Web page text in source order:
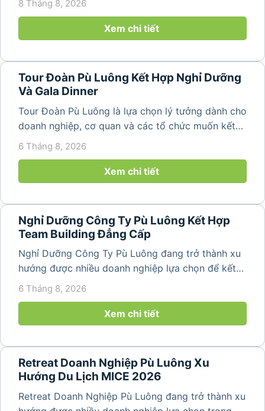
8 Tháng 8, 2026
Xem chi tiết
Tour Đoàn Pù Luông Kết Hợp Nghỉ Dưỡng
Và Gala Dinner
Tour Đoàn Pù Luông là lựa chọn lý tưởng dành cho
doanh nghiệp, cơ quan và các tổ chức muốn kết
hợp nghỉ dưỡng, tham quan và tổ chức các hoạt
động gắn kết tập thể. Với cảnh quan thiên nhiên
nguyên sơ, không khí...
6 Tháng 8, 2026
Xem chi tiết
Nghỉ Dưỡng Công Ty Pù Luông Kết Hợp
Team Building Đẳng Cấp
Nghỉ Dưỡng Công Ty Pù Luông đang trở thành xu
hướng được nhiều doanh nghiệp lựa chọn để kết
hợp giữa nghỉ ngơi, tái tạo năng lượng và xây
lịch đơn thuần, nhiều công ty...
6 Tháng 8, 2026
Xem chi tiết
Retreat Doanh Nghiệp Pù Luông Xu
Hướng Du Lịch MICE 2026
Retreat Doanh Nghiệp Pù Luông đang trở thành xu